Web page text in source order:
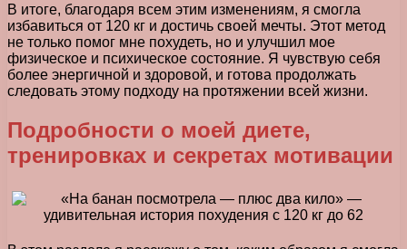
В итоге, благодаря всем этим изменениям, я смогла
избавиться от 120 кг и достичь своей мечты. Этот метод
не только помог мне похудеть, но и улучшил мое
физическое и психическое состояние. Я чувствую себя
более энергичной и здоровой, и готова продолжать
следовать этому подходу на протяжении всей жизни.
Подробности о моей диете,
тренировках и секретах мотивации